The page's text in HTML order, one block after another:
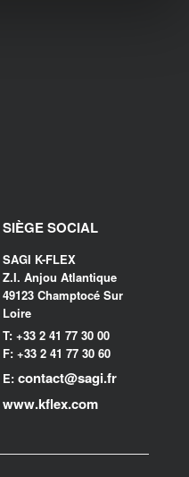
SIÈGE SOCIAL
SAGI K-FLEX
Z.I. Anjou Atlantique
49123 Champtocé Sur
Loire
T: +33 2 41 77 30 00
F: +33 2 41 77 30 60
E: contact@sagi.fr
www.kflex.com